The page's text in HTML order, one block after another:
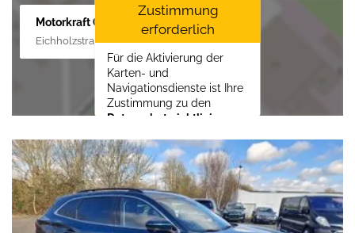
Motorkraft GmbH
Eichholzstraße 88, 19089 Crivitz
Zustimmung
erforderlich
Für die Aktivierung der
Karten- und
Navigationsdienste ist Ihre
Zustimmung zu den
Datenschutzrichtlinien
LLCerforderlich.
Zustimmen und
aktivieren